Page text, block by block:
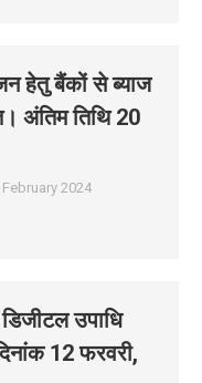
हेतु बैंकों से ब्याज
अंतिम तिथि 20
2024
डिजीटल उपाधि
12 फरवरी,